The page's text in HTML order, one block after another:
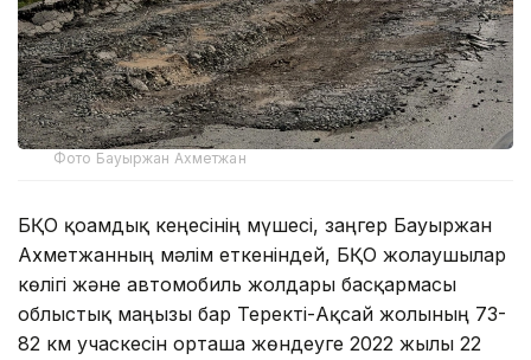
Фото Бауыржан Ахметжан
БҚО қоғамдық кеңесінің мүшесі, заңгер Бауыржан
Ахметжанның мәлім еткеніндей, БҚО жолаушылар
көлігі және автомобиль жолдары басқармасы
облыстық маңызы бар Теректі-Ақсай жолының 73-
82 км учаскесін орташа жөндеуге 2022 жылы 22